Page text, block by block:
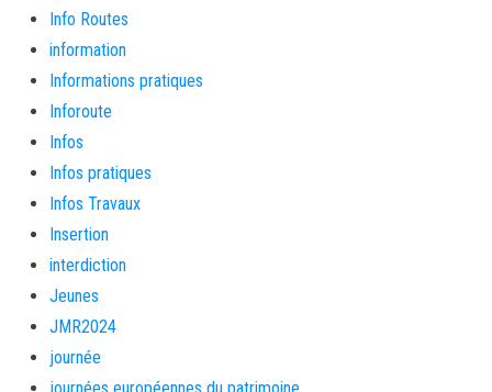
Info Routes
information
Informations pratiques
Inforoute
Infos
Infos pratiques
Infos Travaux
Insertion
interdiction
Jeunes
JMR2024
journée